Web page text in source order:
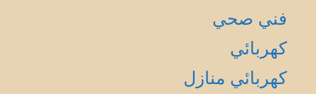
فني صحي
كهربائي
كهربائي منازل